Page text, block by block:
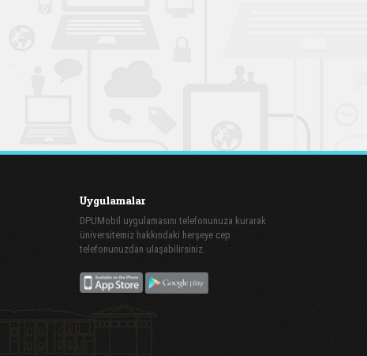
Uygulamalar
DPUMobil uygulamasını telefonunuza kurarak
üniversitemiz hakkındaki herşeye cep
telefonunuzdan ulaşabilirsiniz.